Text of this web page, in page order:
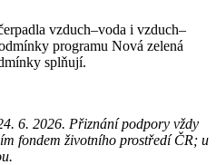
vzduch–voda i vzduch–
programu Nová zelená
splňují.
6. 2026. Přiznání podpory vždy
fondem životního prostředí ČR; u